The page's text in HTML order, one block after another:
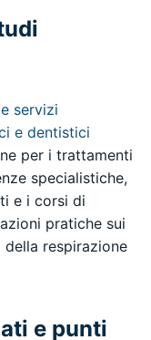
servizi
e dentistici
per i trattamenti
specialistiche,
e i corsi di
pratiche sui
respirazione
e punti